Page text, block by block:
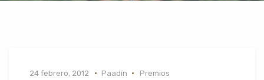
24 febrero, 2012 Paadín Premios